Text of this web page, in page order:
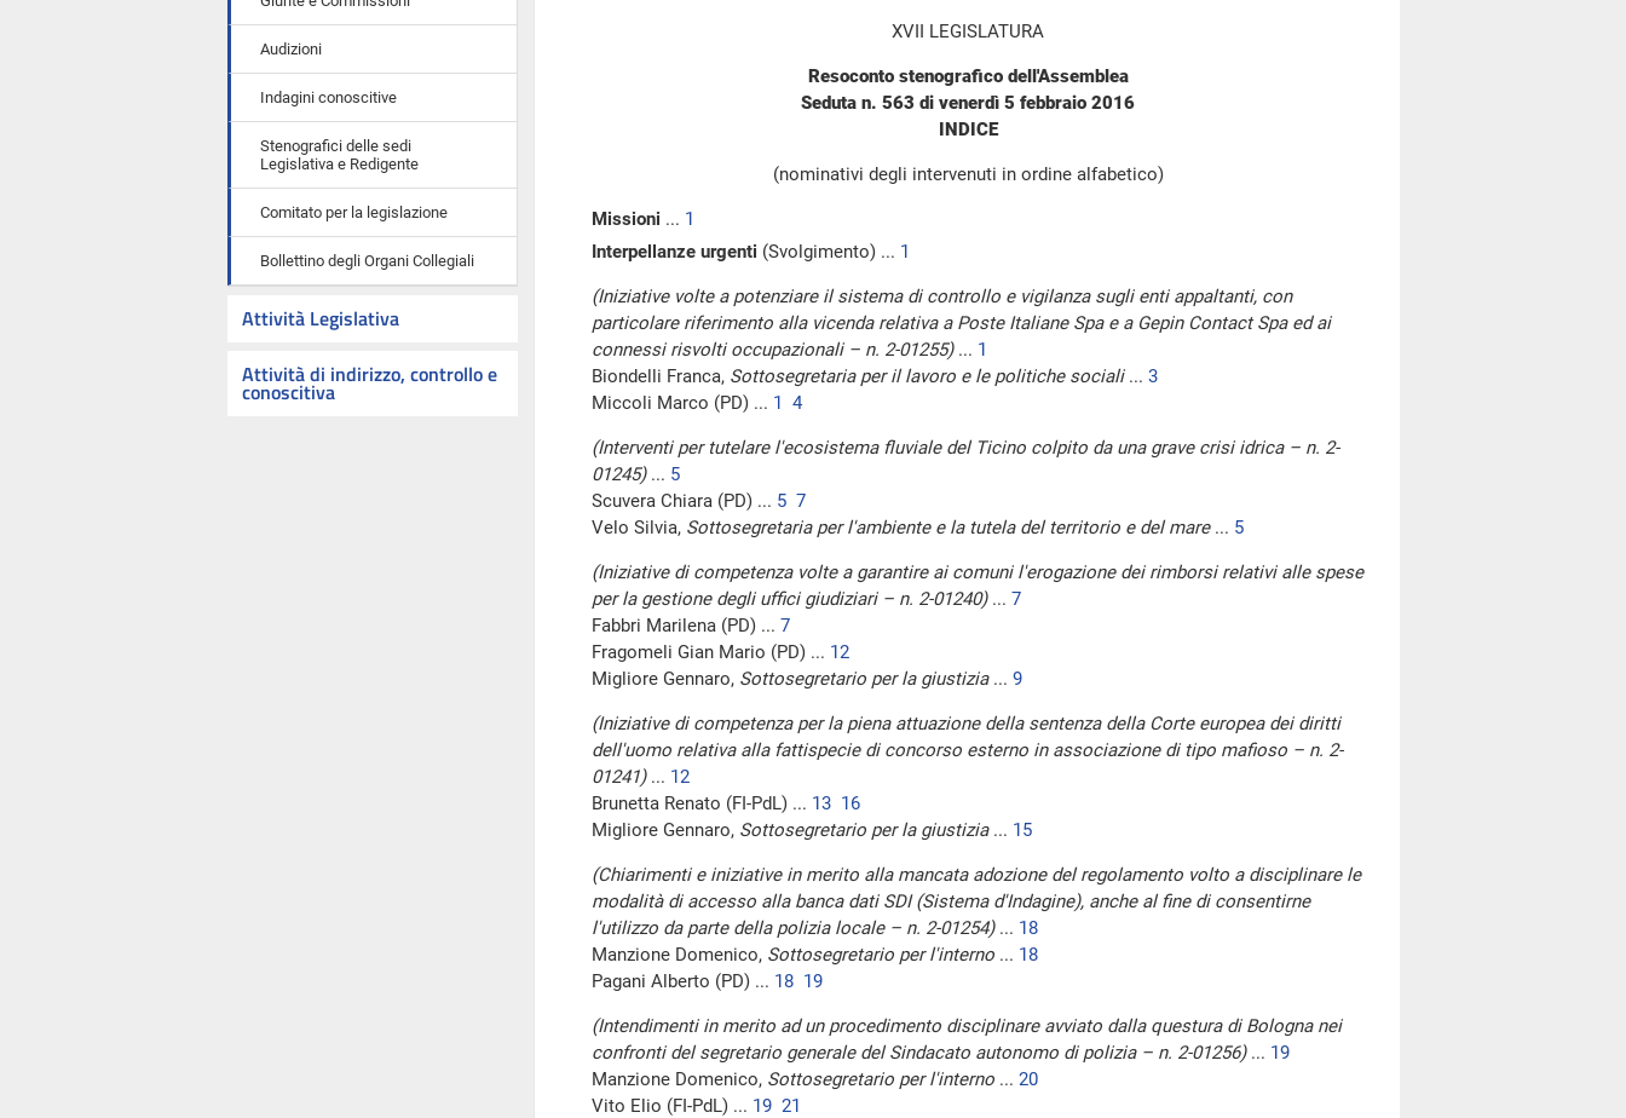
Audizioni
Indagini conoscitive
Stenografici delle sedi
Legislativa e Redigente
Comitato per la legislazione
Bollettino degli Organi Collegiali
Attività Legislativa
Attività di indirizzo, controllo e
conoscitiva
XVII LEGISLATURA
Resoconto stenografico dell'Assemblea
Seduta n. 563 di venerdì 5 febbraio 2016
INDICE
(nominativi degli intervenuti in ordine alfabetico)
Missioni ... 1
Interpellanze urgenti (Svolgimento) ... 1
(Iniziative volte a potenziare il sistema di controllo e vigilanza sugli enti appaltanti, con
particolare riferimento alla vicenda relativa a Poste Italiane Spa e a Gepin Contact Spa ed ai
connessi risvolti occupazionali – n. 2-01255)... 1
Biondelli Franca, Sottosegretaria per il lavoro e le politiche sociali... 3
Miccoli Marco (PD) ... 1 4
(Interventi per tutelare l'ecosistema fluviale del Ticino colpito da una grave crisi idrica – n. 2-
01245)... 5
Scuvera Chiara (PD) ... 5 7
Velo Silvia, Sottosegretaria per l'ambiente e la tutela del territorio e del mare... 5
(Iniziative di competenza volte a garantire ai comuni l'erogazione dei rimborsi relativi alle spese
per la gestione degli uffici giudiziari – n. 2-01240)... 7
Fabbri Marilena (PD) ... 7
Fragomeli Gian Mario (PD) ... 12
Migliore Gennaro, Sottosegretario per la giustizia... 9
(Iniziative di competenza per la piena attuazione della sentenza della Corte europea dei diritti
dell'uomo relativa alla fattispecie di concorso esterno in associazione di tipo mafioso – n. 2-
01241)... 12
Brunetta Renato (FI-PdL) ... 13 16
Migliore Gennaro, Sottosegretario per la giustizia... 15
(Chiarimenti e iniziative in merito alla mancata adozione del regolamento volto a disciplinare le
modalità di accesso alla banca dati SDI (Sistema d'Indagine), anche al fine di consentirne
l'utilizzo da parte della polizia locale – n. 2-01254)... 18
Manzione Domenico, Sottosegretario per l'interno ... 18
Pagani Alberto (PD) ... 18 19
(Intendimenti in merito ad un procedimento disciplinare avviato dalla questura di Bologna nei
confronti del segretario generale del Sindacato autonomo di polizia – n. 2-01256)... 19
Manzione Domenico, Sottosegretario per l'interno ... 20
Vito Elio (FI-PdL) ... 19 21